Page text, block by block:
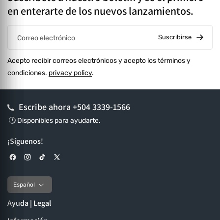
en enterarte de los nuevos lanzamientos.
Correo electrónico Suscribirse
Acepto recibir correos electrónicos y acepto los términos y
condiciones. privacy policy.
Escribe ahora +504 3339-1566
🕐 Disponibles para ayudarte.
¡Síguenos!
Español
Ayuda | Legal